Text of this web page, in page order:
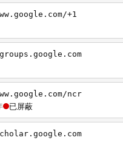
+1
ncr
已屏蔽